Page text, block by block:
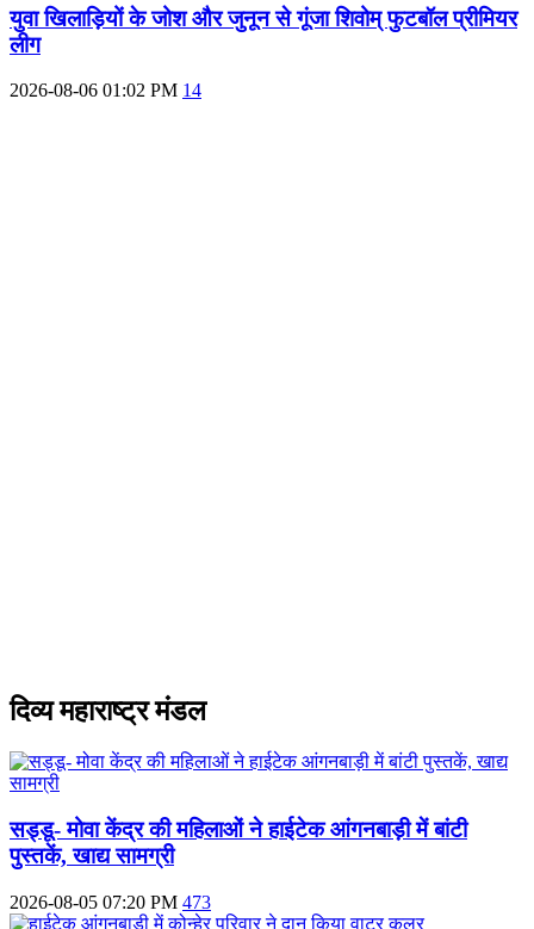
युवा खिलाड़ियों के जोश और जुनून से गूंजा शिवोम् फुटबॉल प्रीमियर
लीग
2026-08-06 01:02 PM 14
दिव्य महाराष्ट्र मंडल
सड्डू- मोवा केंद्र की महिलाओं ने हाईटेक आंगनबाड़ी में बांटी
पुस्‍तकें, खाद्य सामग्री
2026-08-05 07:20 PM 473